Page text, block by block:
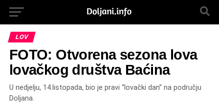
LOV
FOTO: Otvorena sezona lova
lovačkog društva Baćina
U nedjelju, 14.listopada, bio je pravi “lovački dan” na području
Doljana.